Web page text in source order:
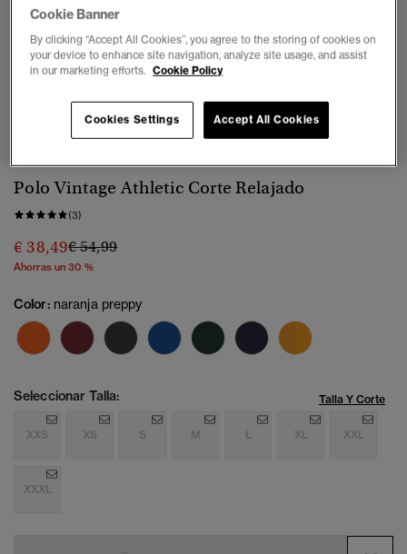
1 2 4 5
Polo Vintage Athletic Corte Relajado
(3)
€ 38,49Precio rebajado de
€ 54,99a
Ahorras un 30 %
Color: naranja preppy
Seleccionar Talla: Talla Y Corte
XXS XS S M L XL XXL
XXXL
Cookie Banner
By clicking “Accept All Cookies”, you agree to the storing of cookies on
your device to enhance site navigation, analyze site usage, and assist
in our marketing efforts. Cookie Policy
Accept All Cookies
Cookies Settings